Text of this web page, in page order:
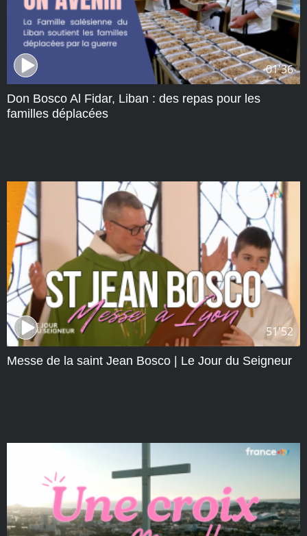
01'36
Don Bosco Al Fidar, Liban : des repas pour les
familles déplacées
51'52
Messe de la saint Jean Bosco | Le Jour du Seigneur